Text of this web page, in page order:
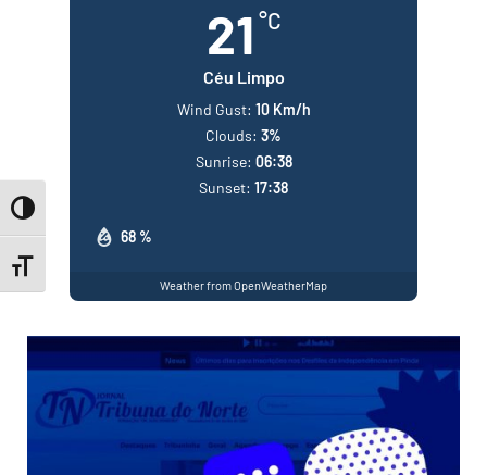
Toggle High Contrast
Toggle Font size
21 °C
Céu Limpo
68 %
Wind Gust: 10 Km/h
Clouds: 3%
Sunrise: 06:38
Sunset: 17:38
Weather from OpenWeatherMap